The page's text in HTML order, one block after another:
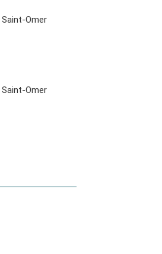
Omer
Omer